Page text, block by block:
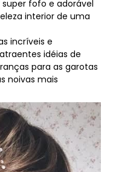
super fofo e adorável
interior de uma
incríveis e
idéias de
para as garotas
noivas mais